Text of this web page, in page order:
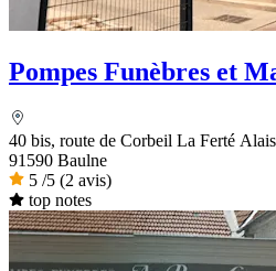
Pompes Funèbres et
40 bis, route de Corbeil La Ferté Alais
91590 Baulne
5 /5 (2 avis)
top notes